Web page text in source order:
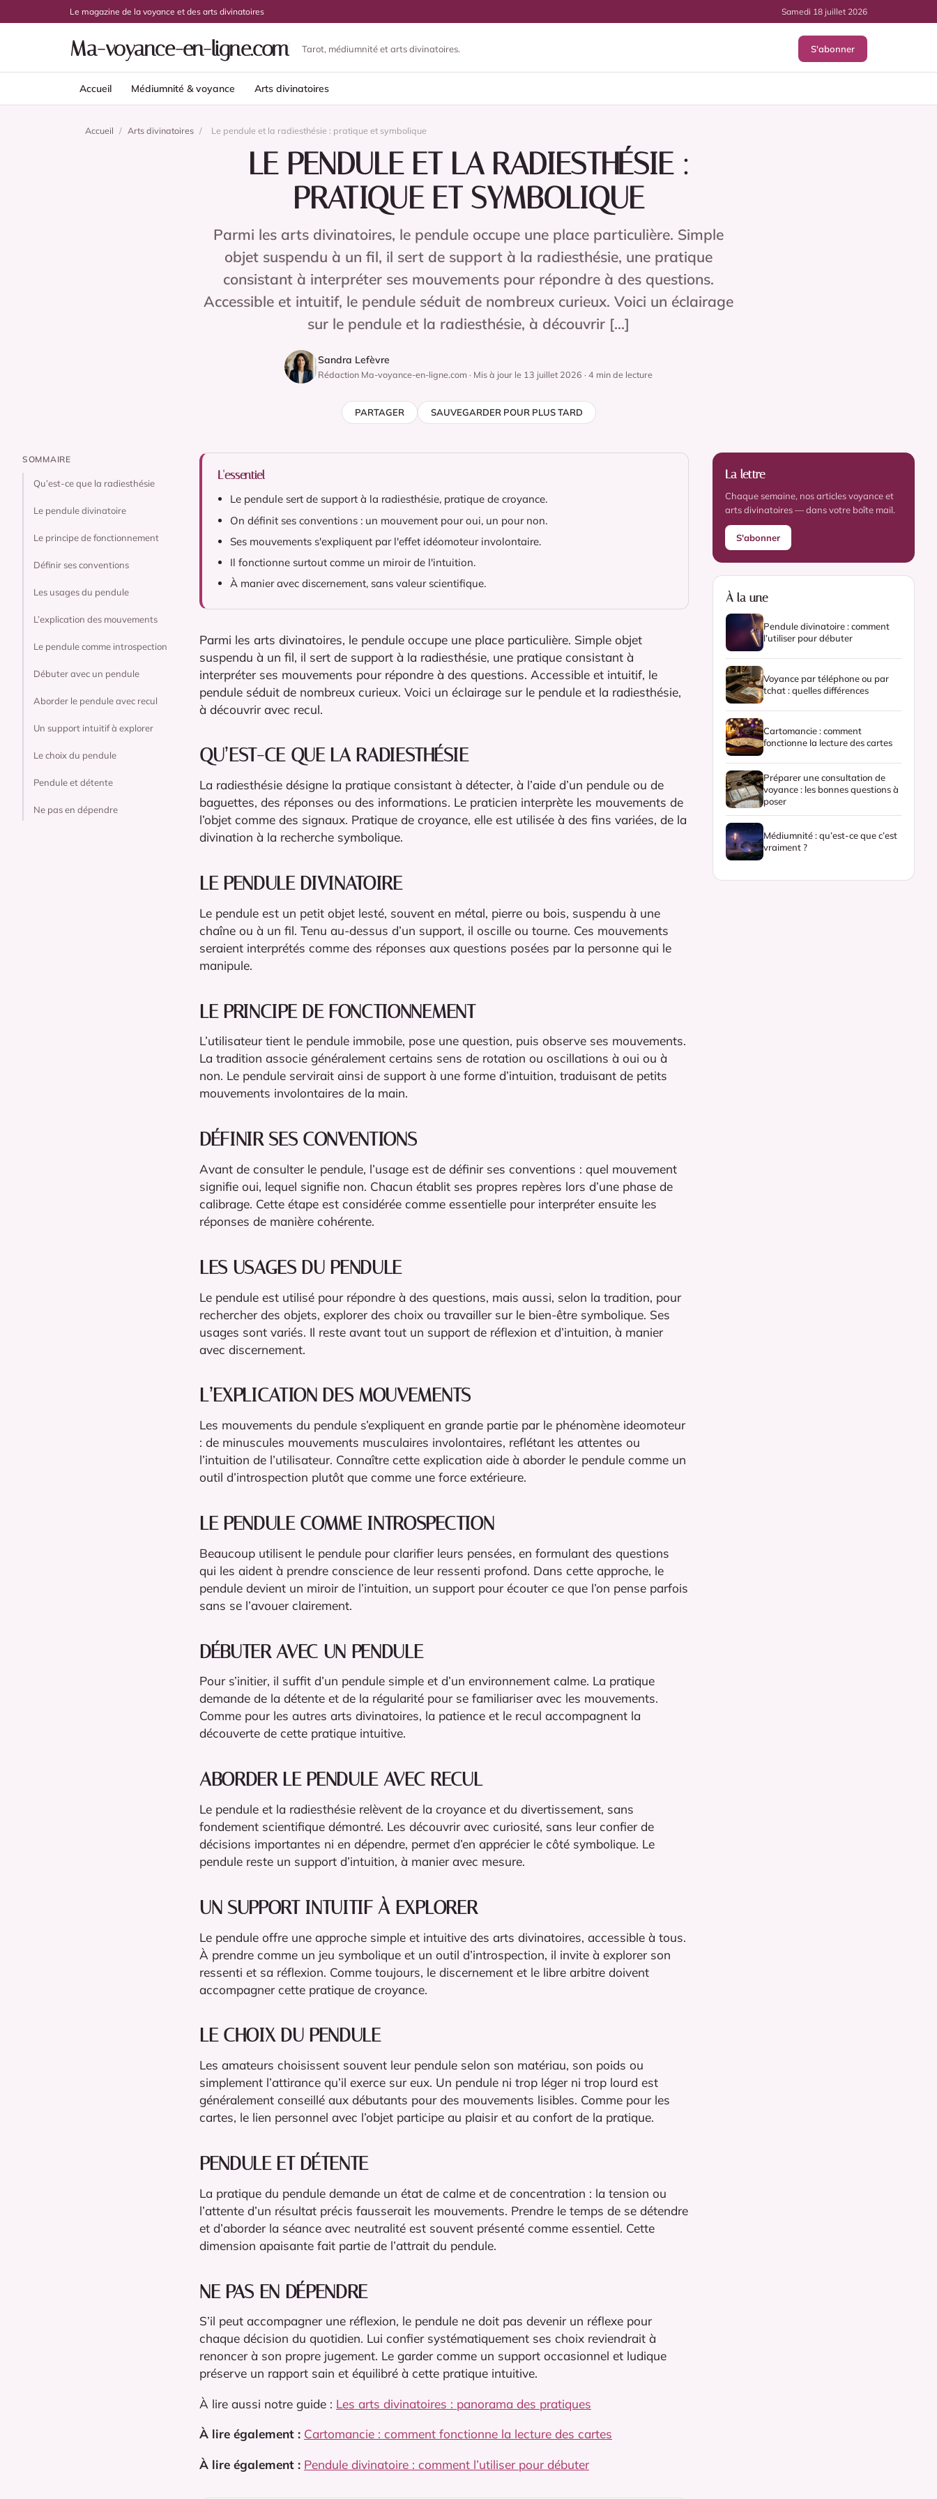
Le magazine de la voyance et des arts divinatoires Samedi 18 juillet 2026
Ma-voyance-en-ligne.com Tarot, médiumnité et arts divinatoires. S'abonner
Accueil Médiumnité & voyance Arts divinatoires
Accueil / Arts divinatoires / Le pendule et la radiesthésie : pratique et symbolique
LE PENDULE ET LA RADIESTHÉSIE :
PRATIQUE ET SYMBOLIQUE
Parmi les arts divinatoires, le pendule occupe une place particulière. Simple
objet suspendu à un fil, il sert de support à la radiesthésie, une pratique
consistant à interpréter ses mouvements pour répondre à des questions.
Accessible et intuitif, le pendule séduit de nombreux curieux. Voici un éclairage
sur le pendule et la radiesthésie, à découvrir […]
Sandra Lefèvre
Rédaction Ma-voyance-en-ligne.com · Mis à jour le 13 juillet 2026 · 4 min de lecture
PARTAGER SAUVEGARDER POUR PLUS TARD
SOMMAIRE
Qu’est-ce que la radiesthésie
Le pendule divinatoire
Le principe de fonctionnement
Définir ses conventions
Les usages du pendule
L’explication des mouvements
Le pendule comme introspection
Débuter avec un pendule
Aborder le pendule avec recul
Un support intuitif à explorer
Le choix du pendule
Pendule et détente
Ne pas en dépendre
L'essentiel
Le pendule sert de support à la radiesthésie, pratique de croyance.
On définit ses conventions : un mouvement pour oui, un pour non.
Ses mouvements s'expliquent par l'effet idéomoteur involontaire.
Il fonctionne surtout comme un miroir de l'intuition.
À manier avec discernement, sans valeur scientifique.
Parmi les arts divinatoires, le pendule occupe une place particulière. Simple objet
suspendu à un fil, il sert de support à la radiesthésie, une pratique consistant à
interpréter ses mouvements pour répondre à des questions. Accessible et intuitif, le
pendule séduit de nombreux curieux. Voici un éclairage sur le pendule et la radiesthésie,
à découvrir avec recul.
QU’EST-CE QUE LA RADIESTHÉSIE
La radiesthésie désigne la pratique consistant à détecter, à l’aide d’un pendule ou de
baguettes, des réponses ou des informations. Le praticien interprète les mouvements de
l’objet comme des signaux. Pratique de croyance, elle est utilisée à des fins variées, de la
divination à la recherche symbolique.
LE PENDULE DIVINATOIRE
Le pendule est un petit objet lesté, souvent en métal, pierre ou bois, suspendu à une
chaîne ou à un fil. Tenu au-dessus d’un support, il oscille ou tourne. Ces mouvements
seraient interprétés comme des réponses aux questions posées par la personne qui le
manipule.
LE PRINCIPE DE FONCTIONNEMENT
L’utilisateur tient le pendule immobile, pose une question, puis observe ses mouvements.
La tradition associe généralement certains sens de rotation ou oscillations à oui ou à
non. Le pendule servirait ainsi de support à une forme d’intuition, traduisant de petits
mouvements involontaires de la main.
DÉFINIR SES CONVENTIONS
Avant de consulter le pendule, l’usage est de définir ses conventions : quel mouvement
signifie oui, lequel signifie non. Chacun établit ses propres repères lors d’une phase de
calibrage. Cette étape est considérée comme essentielle pour interpréter ensuite les
réponses de manière cohérente.
LES USAGES DU PENDULE
Le pendule est utilisé pour répondre à des questions, mais aussi, selon la tradition, pour
rechercher des objets, explorer des choix ou travailler sur le bien-être symbolique. Ses
usages sont variés. Il reste avant tout un support de réflexion et d’intuition, à manier
avec discernement.
L’EXPLICATION DES MOUVEMENTS
Les mouvements du pendule s’expliquent en grande partie par le phénomène ideomoteur
: de minuscules mouvements musculaires involontaires, reflétant les attentes ou
l’intuition de l’utilisateur. Connaître cette explication aide à aborder le pendule comme un
outil d’introspection plutôt que comme une force extérieure.
LE PENDULE COMME INTROSPECTION
Beaucoup utilisent le pendule pour clarifier leurs pensées, en formulant des questions
qui les aident à prendre conscience de leur ressenti profond. Dans cette approche, le
pendule devient un miroir de l’intuition, un support pour écouter ce que l’on pense parfois
sans se l’avouer clairement.
DÉBUTER AVEC UN PENDULE
Pour s’initier, il suffit d’un pendule simple et d’un environnement calme. La pratique
demande de la détente et de la régularité pour se familiariser avec les mouvements.
Comme pour les autres arts divinatoires, la patience et le recul accompagnent la
découverte de cette pratique intuitive.
ABORDER LE PENDULE AVEC RECUL
Le pendule et la radiesthésie relèvent de la croyance et du divertissement, sans
fondement scientifique démontré. Les découvrir avec curiosité, sans leur confier de
décisions importantes ni en dépendre, permet d’en apprécier le côté symbolique. Le
pendule reste un support d’intuition, à manier avec mesure.
UN SUPPORT INTUITIF À EXPLORER
Le pendule offre une approche simple et intuitive des arts divinatoires, accessible à tous.
À prendre comme un jeu symbolique et un outil d’introspection, il invite à explorer son
ressenti et sa réflexion. Comme toujours, le discernement et le libre arbitre doivent
accompagner cette pratique de croyance.
LE CHOIX DU PENDULE
Les amateurs choisissent souvent leur pendule selon son matériau, son poids ou
simplement l’attirance qu’il exerce sur eux. Un pendule ni trop léger ni trop lourd est
généralement conseillé aux débutants pour des mouvements lisibles. Comme pour les
cartes, le lien personnel avec l’objet participe au plaisir et au confort de la pratique.
PENDULE ET DÉTENTE
La pratique du pendule demande un état de calme et de concentration : la tension ou
l’attente d’un résultat précis fausserait les mouvements. Prendre le temps de se détendre
et d’aborder la séance avec neutralité est souvent présenté comme essentiel. Cette
dimension apaisante fait partie de l’attrait du pendule.
NE PAS EN DÉPENDRE
S’il peut accompagner une réflexion, le pendule ne doit pas devenir un réflexe pour
chaque décision du quotidien. Lui confier systématiquement ses choix reviendrait à
renoncer à son propre jugement. Le garder comme un support occasionnel et ludique
préserve un rapport sain et équilibré à cette pratique intuitive.
À lire aussi notre guide : Les arts divinatoires : panorama des pratiques
À lire également : Cartomancie : comment fonctionne la lecture des cartes
À lire également : Pendule divinatoire : comment l’utiliser pour débuter
La lettre
Chaque semaine, nos articles voyance et
arts divinatoires — dans votre boîte mail.
S'abonner
À la une
Pendule divinatoire : comment
l’utiliser pour débuter
Voyance par téléphone ou par
tchat : quelles différences
Cartomancie : comment
fonctionne la lecture des cartes
Préparer une consultation de
voyance : les bonnes questions à
poser
Médiumnité : qu’est-ce que c’est
vraiment ?